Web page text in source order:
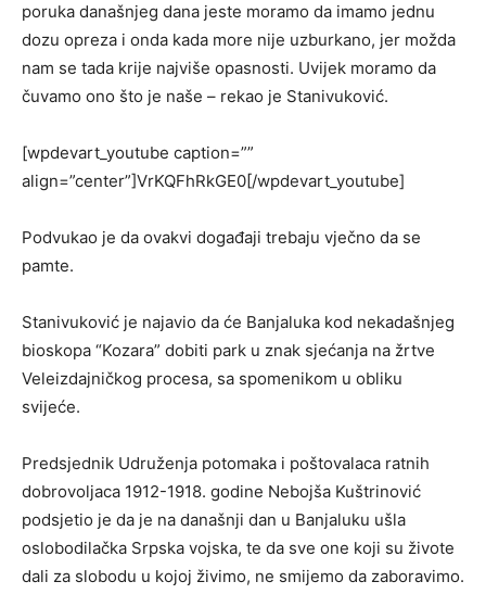
poruka današnjeg dana jeste moramo da imamo jednu
dozu opreza i onda kada more nije uzburkano, jer možda
nam se tada krije najviše opasnosti. Uvijek moramo da
čuvamo ono što je naše – rekao je Stanivuković.
[wpdevart_youtube caption=””
align=”center”]VrKQFhRkGE0[/wpdevart_youtube]
Podvukao je da ovakvi događaji trebaju vječno da se
pamte.
Stanivuković je najavio da će Banjaluka kod nekadašnjeg
bioskopa “Kozara” dobiti park u znak sjećanja na žrtve
Veleizdajničkog procesa, sa spomenikom u obliku
svijeće.
Predsjednik Udruženja potomaka i poštovalaca ratnih
dobrovoljaca 1912-1918. godine Nebojša Kuštrinović
podsjetio je da je na današnji dan u Banjaluku ušla
oslobodilačka Srpska vojska, te da sve one koji su živote
dali za slobodu u kojoj živimo, ne smijemo da zaboravimo.